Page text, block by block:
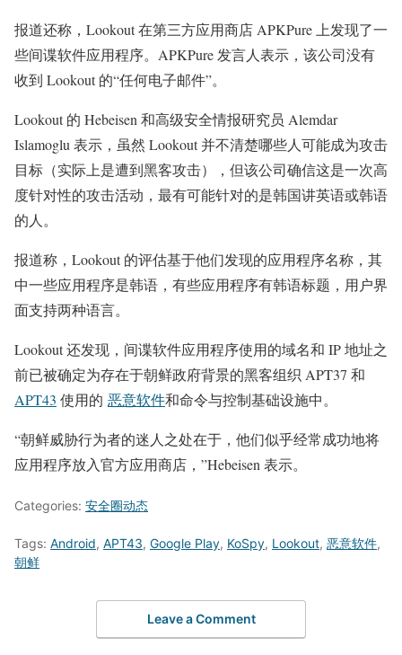
报道还称，Lookout 在第三方应用商店 APKPure 上发现了一
些间谍软件应用程序。APKPure 发言人表示，该公司没有
收到 Lookout 的“任何电子邮件”。
Lookout 的 Hebeisen 和高级安全情报研究员 Alemdar
Islamoglu 表示，虽然 Lookout 并不清楚哪些人可能成为攻击
目标（实际上是遭到黑客攻击），但该公司确信这是一次高
度针对性的攻击活动，最有可能针对的是韩国讲英语或韩语
的人。
报道称，Lookout 的评估基于他们发现的应用程序名称，其
中一些应用程序是韩语，有些应用程序有韩语标题，用户界
面支持两种语言。
Lookout 还发现，间谍软件应用程序使用的域名和 IP 地址之
前已被确定为存在于朝鲜政府背景的黑客组织 APT37 和
APT43 使用的 恶意软件和命令与控制基础设施中。
“朝鲜威胁行为者的迷人之处在于，他们似乎经常成功地将
应用程序放入官方应用商店，”Hebeisen 表示。
Categories: 安全圈动态
Tags: Android, APT43, Google Play, KoSpy, Lookout, 恶意软件,
朝鲜
Leave a Comment